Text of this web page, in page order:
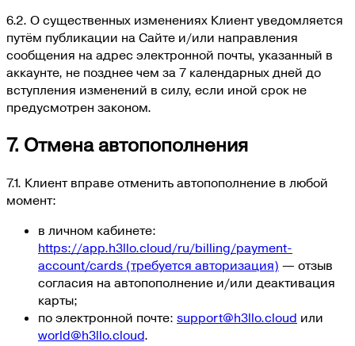
6.2. О существенных изменениях Клиент уведомляется
путём публикации на Сайте и/или направления
сообщения на адрес электронной почты, указанный в
аккаунте, не позднее чем за 7 календарных дней до
вступления изменений в силу, если иной срок не
предусмотрен законом.
7. Отмена автопополнения
7.1. Клиент вправе отменить автопополнение в любой
момент:
в личном кабинете:
https://app.h3llo.cloud/ru/billing/payment-
account/cards(требуется авторизация)— отзыв
согласия на автопополнение и/или деактивация
карты;
по электронной почте: support@h3llo.cloud или
world@h3llo.cloud.